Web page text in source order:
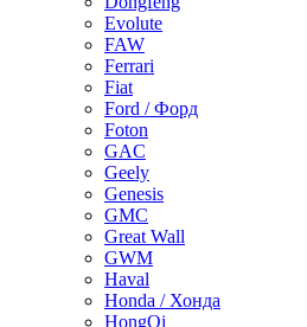
Evolute
FAW
Ferrari
Fiat
Ford / Форд
Foton
GAC
Geely
Genesis
GMC
Great Wall
GWM
Haval
Honda / Хонда
HongQi